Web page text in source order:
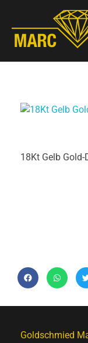
Marc Siquet - Goldschmied
Goldschmied - Juwelier * Orfèvre - Joaillier * Goudsmid
18Kt Gelb
Goldschmied